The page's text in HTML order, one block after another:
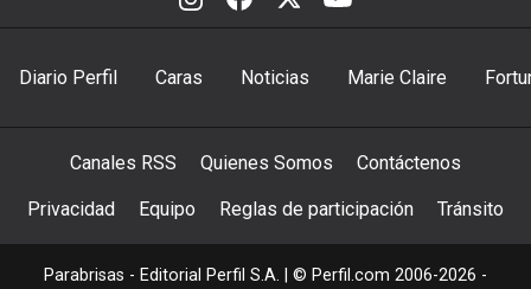
Diario Perfil Caras Noticias Marie Claire
Canales RSS Quienes Somos Contáctenos
Privacidad Equipo Reglas de participación Tránsito
Parabrisas - Editorial Perfil S.A. | © Perfil.com 2006-2026 -